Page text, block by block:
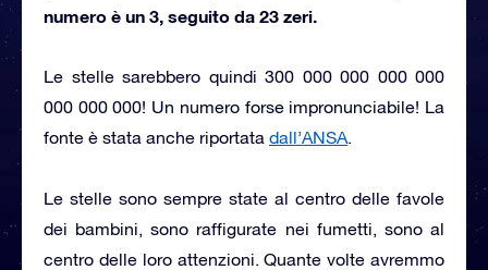
numero è un 3, seguito da 23 zeri.
Le stelle sarebbero quindi 300 000 000 000 000
000 000 000! Un numero forse impronunciabile! La
fonte è stata anche riportata dall’ANSA.
Le stelle sono sempre state al centro delle favole
dei bambini, sono raffigurate nei fumetti, sono al
centro delle loro attenzioni. Quante volte avremmo